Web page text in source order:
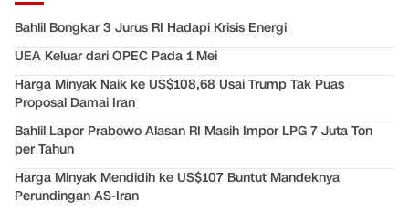
Bahlil Bongkar 3 Jurus RI Hadapi Krisis Energi
UEA Keluar dari OPEC Pada 1 Mei
Harga Minyak Naik ke US$108,68 Usai Trump Tak Puas
Proposal Damai Iran
Bahlil Lapor Prabowo Alasan RI Masih Impor LPG 7 Juta Ton
per Tahun
Harga Minyak Mendidih ke US$107 Buntut Mandeknya
Perundingan AS-Iran